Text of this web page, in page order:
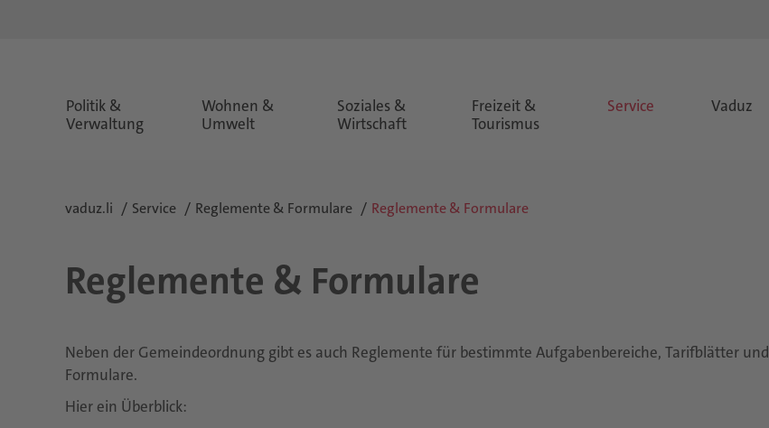
Politik &
Verwaltung
Wohnen &
Umwelt
Soziales &
Wirtschaft
Freizeit &
Tourismus
Service Vaduz
vaduz.li Service Reglemente & Formulare Reglemente & Formulare
Reglemente & Formulare
Neben der Gemeindeordnung gibt es auch Reglemente für bestimmte Aufgabenbereiche, Tarifblätter und
Formulare.
Hier ein Überblick: